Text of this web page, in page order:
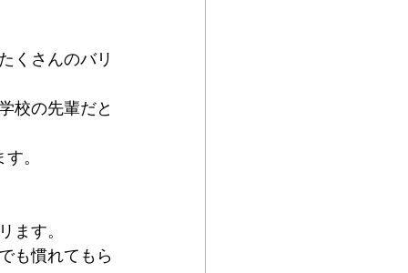
くさんのバリ
校の先輩だと
。
す。
も慣れてもら